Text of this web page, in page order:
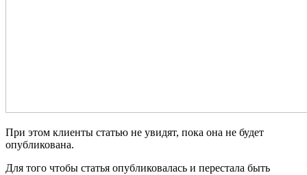
При этом клиенты статью не увидят, пока она не будет
опубликована.
Для того чтобы статья опубликовалась и перестала быть